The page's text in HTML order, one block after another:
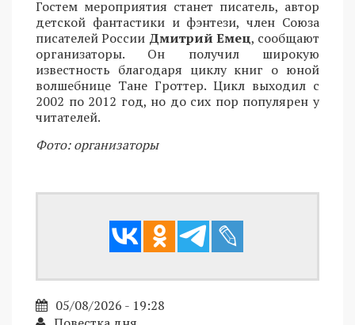
Гостем мероприятия станет писатель, автор
детской фантастики и фэнтези, член Союза
писателей России Дмитрий Емец, сообщают
организаторы. Он получил широкую
известность благодаря циклу книг о юной
волшебнице Тане Гроттер. Цикл выходил с
2002 по 2012 год, но до сих пор популярен у
читателей.
Фото: организаторы
05/08/2026 - 19:28